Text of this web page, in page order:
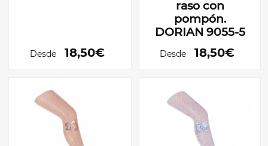
Desde 18,50€
raso con
pompón.
DORIAN 9055-5
Desde 18,50€